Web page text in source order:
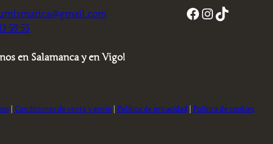
59 53
en Salamanca y en Vigo!
Facebook InstagramTikTok
| Condiciones de venta y envío| Política de privacidad| Política de cookies